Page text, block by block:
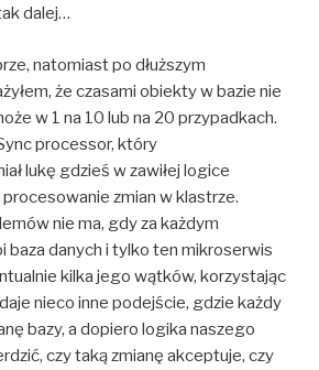
dalej…
natomiast po dłuższym
że czasami obiekty w bazie nie
w 1 na 10 lub na 20 przypadkach.
processor, który
lukę gdzieś w zawiłej logice
zmian w klastrze.
nie ma, gdy za każdym
baza danych i tylko ten mikroserwis
kilka jego wątków, korzystając
nieco inne podejście, gdzie każdy
bazy, a dopiero logika naszego
czy taką zmianę akceptuje, czy